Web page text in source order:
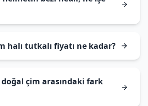
halı tutkalı fiyatı ne kadar?
çim arasındaki fark